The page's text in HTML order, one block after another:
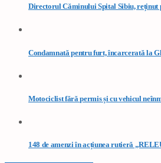
Directorul Căminului Spital Sibiu, reținut
Condamnată pentru furt, încarcerată la
Motociclist fără permis și cu vehicul
148 de amenzi în acțiunea rutieră